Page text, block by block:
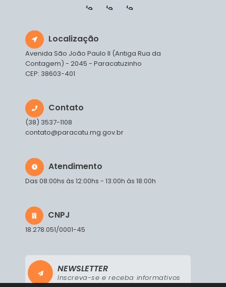
Localização
Avenida São João Paulo II (Antiga Rua da
Contagem) - 2045 - Paracatuzinho
CEP: 38603-401
Contato
(38) 3537-1108
contato@paracatu.mg.gov.br
Atendimento
Das 08:00hs às 12:00hs - 13:00h às 18:00h
CNPJ
18.278.051/0001-45
NEWSLETTER
Inscreva-se e receba informativos